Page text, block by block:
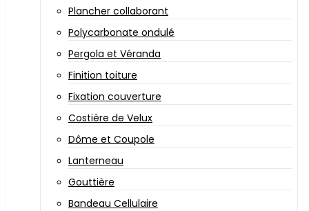
Plancher collaborant
Polycarbonate ondulé
Pergola et Véranda
Finition toiture
Fixation couverture
Costière de Velux
Dôme et Coupole
Lanterneau
Gouttière
Bandeau Cellulaire